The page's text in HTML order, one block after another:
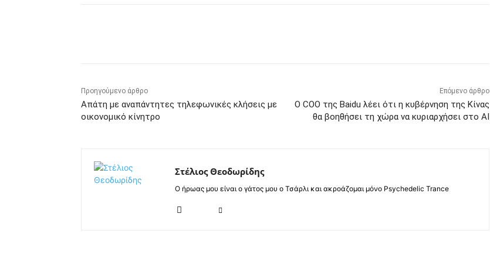
Προηγούμενο άρθρο
Απάτη με αναπάντητες τηλεφωνικές κλήσεις με
οικονομικό κίνητρο
Επόμενο άρθρο
Ο COO της Baidu λέει ότι η κυβέρνηση της Κίνας
θα βοηθήσει τη χώρα να κυριαρχήσει στο AI
Στέλιος Θεοδωρίδης
Ο ήρωας μου είναι ο γάτος μου ο Τσάρλι και ακροάζομαι μόνο Psychedelic Trance